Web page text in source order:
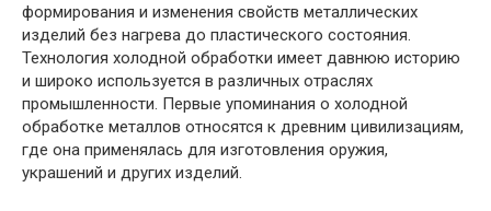
формирования и изменения свойств металлических
изделий без нагрева до пластического состояния.
Технология холодной обработки имеет давнюю историю
и широко используется в различных отраслях
промышленности. Первые упоминания о холодной
обработке металлов относятся к древним цивилизациям,
где она применялась для изготовления оружия,
украшений и других изделий.